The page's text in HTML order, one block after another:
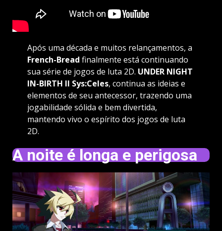
Após uma década e muitos relançamentos, a
French-Bread finalmente está continuando
sua série de jogos de luta 2D. UNDER NIGHT
IN-BIRTH II Sys:Celes, continua as ideias e
elementos de seu antecessor, trazendo uma
jogabilidade sólida e bem divertida,
mantendo vivo o espírito dos jogos de luta
2D.
A noite é longa e perigosa